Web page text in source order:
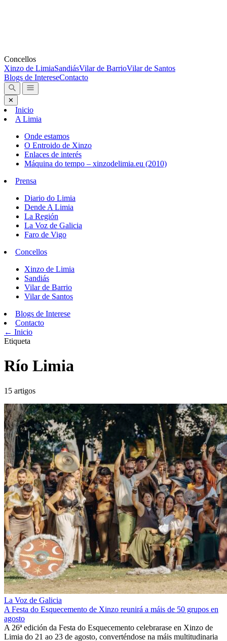
Concellos
Xinzo de LimiaSandiásVilar de BarrioVilar de Santos
Blogs de IntereseContacto
✕
Inicio
A Limia
Onde estamos
O Entroido de Xinzo
Enlaces de interés
Máquina do tempo – xinzodelimia.eu (2010)
Prensa
Diario do Limia
Dende A Limia
La Región
La Voz de Galicia
Faro de Vigo
Concellos
Xinzo de Limia
Sandiás
Vilar de Barrio
Vilar de Santos
Blogs de Interese
Contacto
← Inicio
Etiqueta
Río Limia
15 artigos
La Voz de Galicia
A Festa do Esquecemento de Xinzo reunirá a máis de 50 grupos en
agosto
A 26ª edición da Festa do Esquecemento celebrarase en Xinzo de
Limia do 21 ao 23 de agosto, converténdose na máis multitudinaria